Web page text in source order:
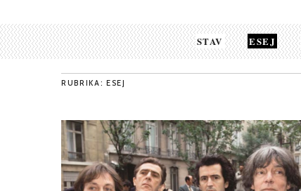
STAV ESEJ
RUBRIKA: ESEJ